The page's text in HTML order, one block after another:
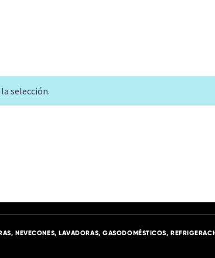
selección.
NEVECONES, LAVADORAS, GASODOMÉSTICOS,